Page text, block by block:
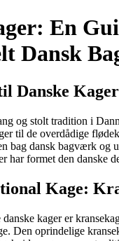
En
Dansk
Danske Kager
og stolt tradition i
til de overdådige
bag dansk bagværk og
har formet den danske
Kage:
kager er
Den oprindelige